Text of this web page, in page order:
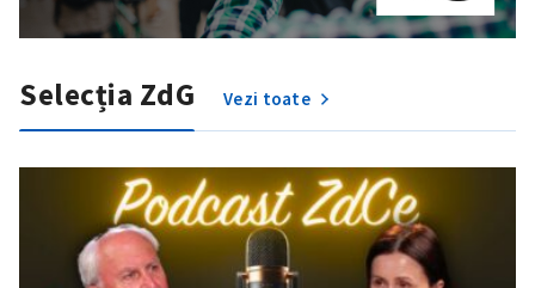
Selecția ZdG Vezi toate